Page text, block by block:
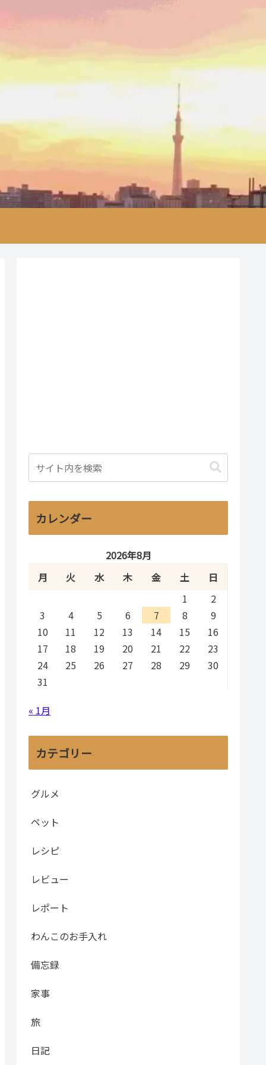
カレンダー
2026年8月
月
火 水 木 金 土
日
1
2
3
4 5 6 7 8
9
10
11 12 13 14 15
16
17
18 19 20 21 22
23
24
25 26 27 28 29
30
31
« 1月
カテゴリー
グルメ
ペット
レシピ
レビュー
レポート
わんこのお手入れ
備忘録
家事
旅
日記